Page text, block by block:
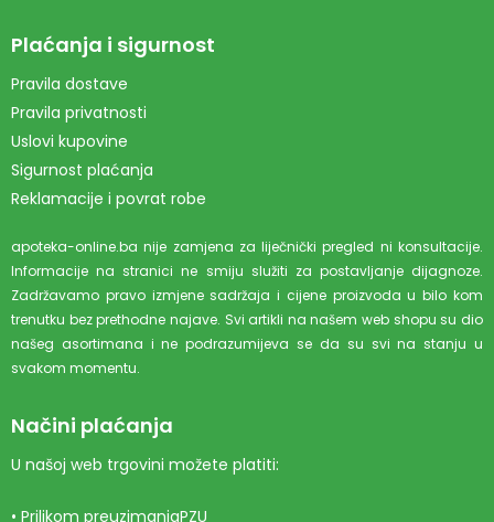
Plaćanja i sigurnost
Pravila dostave
Pravila privatnosti
Uslovi kupovine
Sigurnost plaćanja
Reklamacije i povrat robe
apoteka-online.ba nije zamjena za liječnički pregled ni konsultacije.
Informacije na stranici ne smiju služiti za postavljanje dijagnoze.
Zadržavamo pravo izmjene sadržaja i cijene proizvoda u bilo kom
trenutku bez prethodne najave. Svi artikli na našem web shopu su dio
našeg asortimana i ne podrazumijeva se da su svi na stanju u
svakom momentu.
Načini plaćanja
U našoj web trgovini možete platiti:
• Prilikom preuzimanjaPZU